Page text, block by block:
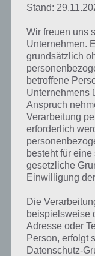
So ist unten immer
mehr setzen kann,
wählen. Die Level
Funktion
Stand:
Wir freuen uns
Unternehmen.
grundsätzlich
betroffene
Unternehmens
Anspruch
Verarbeitung
erforderlich
besteht für
gesetzliche
Einwilligung
Die
beispielsweise
Adresse oder
Person, erfolgt
Datenschutz-